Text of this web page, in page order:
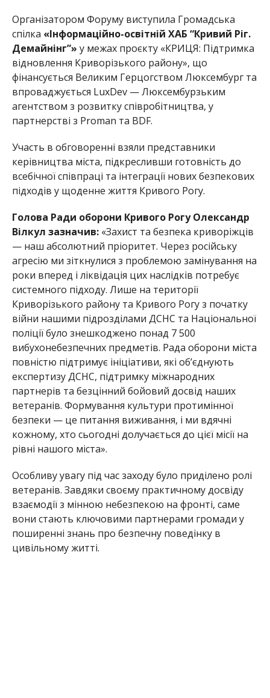
Організатором Форуму виступила Громадська
спілка «Інформаційно-освітній ХАБ “Кривий Ріг.
Демайнінг”» у межах проєкту «КРИЦЯ: Підтримка
відновлення Криворізького району», що
фінансується Великим Герцогством Люксембург та
впроваджується LuxDev — Люксембурзьким
агентством з розвитку співробітництва, у
партнерстві з Proman та BDF.
Участь в обговоренні взяли представники
керівництва міста, підкресливши готовність до
всебічної співпраці та інтеграції нових безпекових
підходів у щоденне життя Кривого Рогу.
Голова Ради оборони Кривого Рогу Олександр
Вілкул зазначив:«Захист та безпека криворіжців
— наш абсолютний пріоритет. Через російську
агресію ми зіткнулися з проблемою замінування на
роки вперед і ліквідація цих наслідків потребує
системного підходу. Лише на території
Криворізького району та Кривого Рогу з початку
війни нашими підрозділами ДСНС та Національної
поліції було знешкоджено понад 7 500
вибухонебезпечних предметів. Рада оборони міста
повністю підтримує ініціативи, які об’єднують
експертизуДСНС, підтримку міжнародних
партнерів та безцінний бойовий досвід наших
ветеранів. Формування культури протимінної
безпеки — це питання виживання, і ми вдячні
кожному, хто сьогодні долучається до цієї місії на
рівні нашого міста».
Особливу увагу під час заходу було приділено ролі
ветеранів. Завдяки своєму практичному досвіду
взаємодії з мінною небезпекою на фронті, саме
вони стають ключовими партнерами громади у
поширенні знань про безпечну поведінку в
цивільному житті.